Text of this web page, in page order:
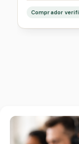
Comprador